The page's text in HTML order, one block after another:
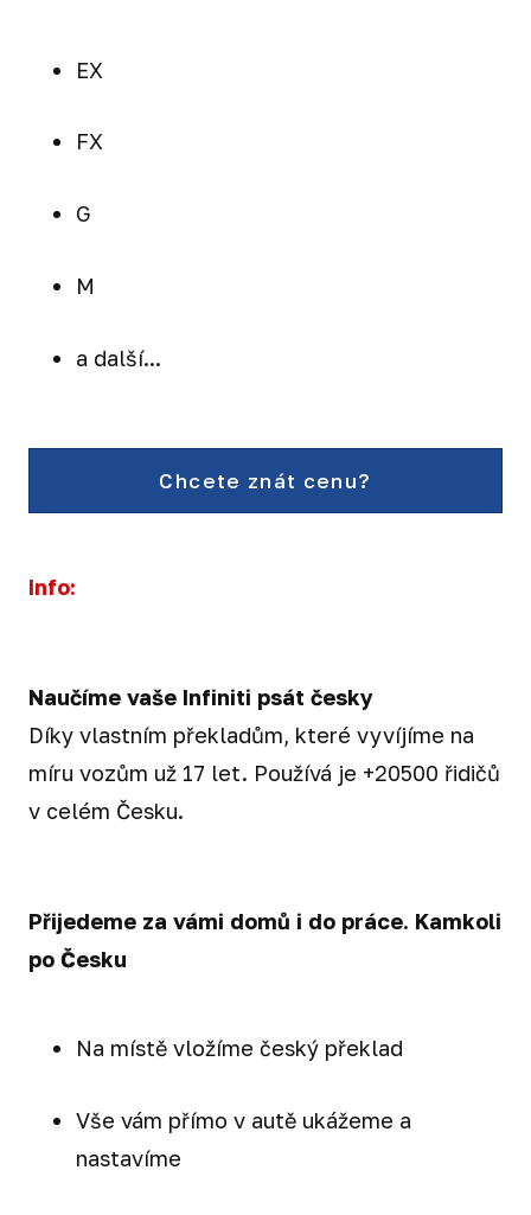
EX
FX
G
M
a další...
Chcete znát cenu?
Info:
Naučíme vaše Infiniti psát česky
Díky vlastním překladům, které vyvíjíme na
míru vozům už 17 let. Používá je +20500 řidičů
v celém Česku.
Přijedeme za vámi domů i do práce. Kamkoli
po Česku
Na místě vložíme český překlad
Vše vám přímo v autě ukážeme a
nastavíme